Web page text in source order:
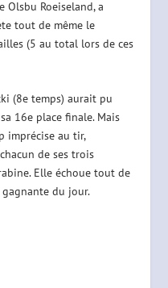
Olsbu Roeiseland, a
tout de même le
(5 au total lors de ces
(8e temps) aurait pu
16e place finale. Mais
imprécise au tir,
de ses trois
Elle échoue tout de
du jour.